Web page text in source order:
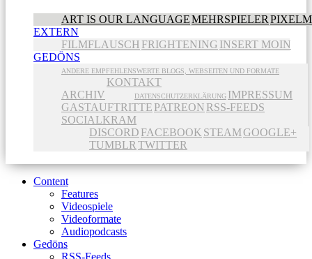
ART IS OUR LANGUAGEMEHRSPIELER
EXTERN
FILMFLAUSCH FRIGHTENING INSERT MOIN
GEDÖNS
ANDERE EMPFEHLENSWERTE BLOGS, WEBSEITEN UND FORMATE
ARCHIV
KONTAKT
DATENSCHUTZERKLÄRUNG IMPRESSUM
GASTAUFTRITTE PATREON RSS-FEEDS
SOCIALKRAM
DISCORD FACEBOOK STEAMGOOGLE+
TUMBLR TWITTER
Content
Features
Videospiele
Videoformate
Audiopodcasts
Gedöns